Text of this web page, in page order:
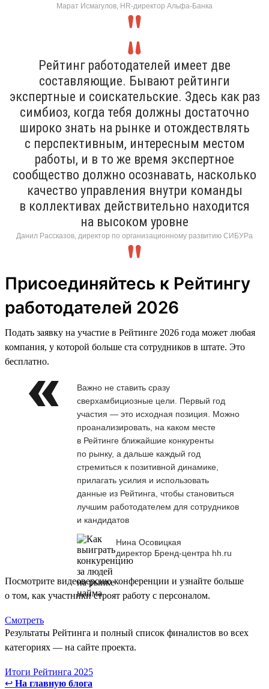
Марат Исмагулов, HR-директор Альфа-Банка
Рейтинг работодателей имеет две
составляющие. Бывают рейтинги
экспертные и соискательские. Здесь как раз
симбиоз, когда тебя должны достаточно
широко знать на рынке и отождествлять
с перспективным, интересным местом
работы, и в то же время экспертное
сообщество должно осознавать, насколько
качество управления внутри команды
в коллективах действительно находится
на высоком уровне
Данил Рассказов, директор по организационному развитию СИБУРа
Присоединяйтесь к Рейтингу
работодателей 2026
Подать заявку на участие в Рейтинге 2026 года может любая
компания, у которой больше ста сотрудников в штате. Это
бесплатно.
Важно не ставить сразу
сверхамбициозные цели. Первый год
участия — это исходная позиция. Можно
проанализировать, на каком месте
в Рейтинге ближайшие конкуренты
по рынку, а дальше каждый год
стремиться к позитивной динамике,
прилагать усилия и использовать
данные из Рейтинга, чтобы становиться
лучшим работодателем для сотрудников
и кандидатов
Нина Осовицкая
директор Бренд-центра hh.ru
Посмотрите видеоверсию конференции и узнайте больше
о том, как участники строят работу с персоналом.
Смотреть
Результаты Рейтинга и полный список финалистов во всех
категориях — на сайте проекта.
Итоги Рейтинга 2025
↩ На главную блога